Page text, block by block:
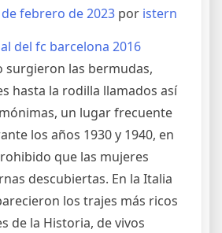
febrero de 2023 por istern
surgieron las bermudas,
hasta la rodilla llamados así
un lugar frecuente
los años 1930 y 1940, en
que las mujeres
descubiertas. En la Italia
los trajes más ricos
de la Historia, de vivos